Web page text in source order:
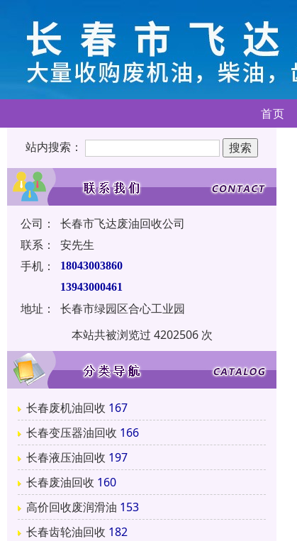
首页
站内搜索：
公司：
长春市飞达废油回收公司
联系：
安先生
手机：
18043003860
13943000461
地址：
长春市绿园区合心工业园
本站共被浏览过 4202506 次
长春废机油回收 167
长春变压器油回收 166
长春液压油回收 197
长春废油回收 160
高价回收废润滑油 153
长春齿轮油回收 182